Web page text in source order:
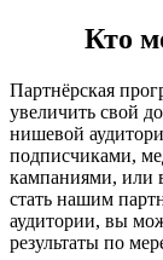
Кто
Партнёрская
увеличить свой
нишевой
подписчиками,
кампаниями, или
стать нашим
аудитории, вы
результаты по